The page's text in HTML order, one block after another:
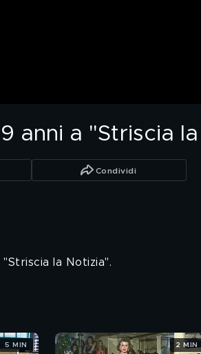
anni a "Striscia
Condividi
la Notizia".
5 MIN 2 MIN